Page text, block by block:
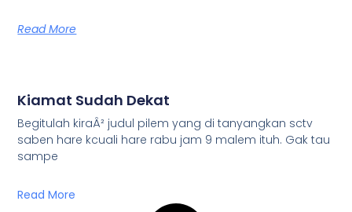
Read More
Kiamat Sudah Dekat
Begitulah kiraÂ² judul pilem yang di tanyangkan sctv
saben hare kcuali hare rabu jam 9 malem ituh. Gak tau
sampe
Read More